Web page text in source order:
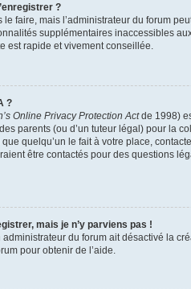
?
le faire, mais l’administrateur du forum
supplémentaires inaccessibles
est rapide et vivement conseillée.
?
Online Privacy Protection Actde 1998)
parents (ou d’un tuteur légal) pour la
quelqu’un le fait à votre place,
être contactés pour des questions
mais je n’y parviens pas !
administrateur du forum ait désactivé la
pour obtenir de l’aide.